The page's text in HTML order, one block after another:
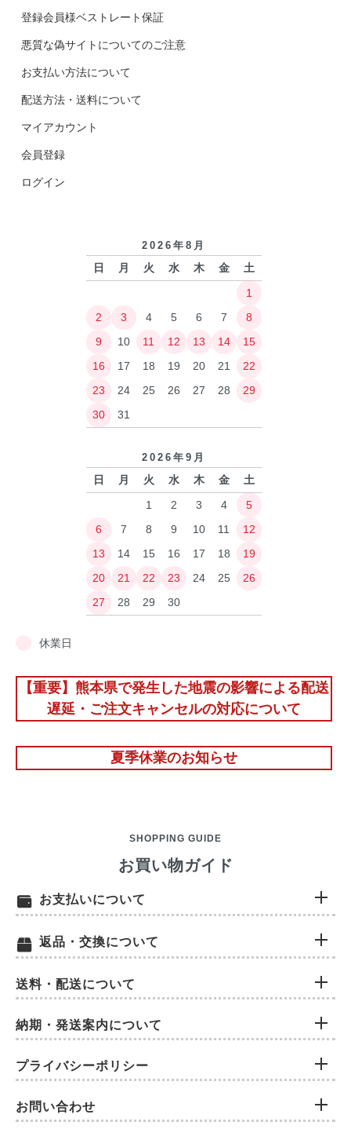
登録会員様ベストレート保証
悪質な偽サイトについてのご注意
お支払い方法について
配送方法・送料について
マイアカウント
会員登録
ログイン
2026年8月
日 月 火 水 木 金
土
1
2
3 4 5 6 7
8
9
10 11 12 13 14
15
16
17 18 19 20 21
22
23
24 25 26 27 28
29
30
31
2026年9月
日 月 火 水 木 金
土
1
2 3 4
5
6
7 8 9 10 11
12
13
14 15 16 17 18
19
20
21 22 23 24 25
26
27
28 29 30
休業日
【重要】熊本県で発生した地震の影響による配送
遅延・ご注文キャンセルの対応について
夏季休業のお知らせ
SHOPPING GUIDE
お買い物ガイド
お支払いについて
返品・交換について
送料・配送について
納期・発送案内について
プライバシーポリシー
お問い合わせ